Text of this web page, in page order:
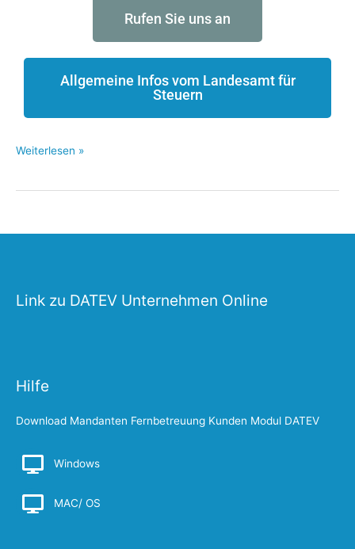
Rufen Sie uns an
Allgemeine Infos vom Landesamt für
Steuern
Weiterlesen »
Link zu DATEV Unternehmen Online
Hilfe
Download Mandanten Fernbetreuung Kunden Modul DATEV
Windows
MAC/ OS